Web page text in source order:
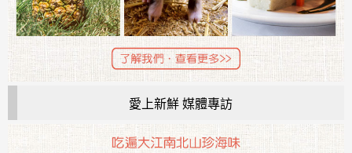
愛上新鮮 媒體專訪